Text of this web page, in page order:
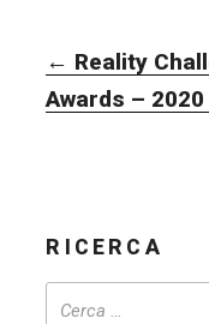
ARTICOLI
← Reality
Awards –
RICERCA